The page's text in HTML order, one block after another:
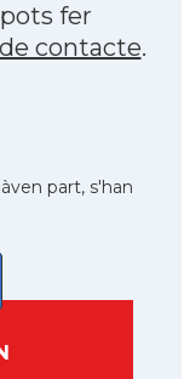
fer
contacte.
part, s'han